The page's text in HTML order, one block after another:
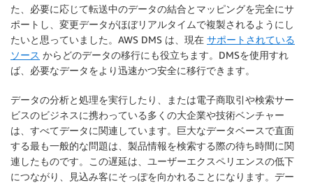
た、必要に応じて転送中のデータの結合とマッピングを完全にサ
ポートし、変更データがほぼリアルタイムで複製されるようにし
たいと思っていました。AWS DMS は、現在 サポートされている
ソース からどのデータの移行にも役立ちます。DMSを使用すれ
ば、必要なデータをより迅速かつ安全に移行できます。
データの分析と処理を実行したり、または電子商取引や検索サー
ビスのビジネスに携わっている多くの大企業や技術ベンチャー
は、すべてデータに関連しています。巨大なデータベースで直面
する最も一般的な問題は、製品情報を検索する際の待ち時間に関
連したものです。この遅延は、ユーザーエクスペリエンスの低下
につながり、見込み客にそっぽを向かれることになります。デー